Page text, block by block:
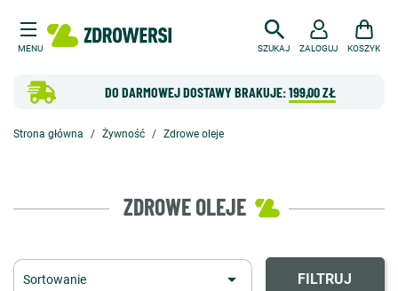
MENU SZUKAJ
DO DARMOWEJ DOSTAWY BRAKUJE:199,00 ZŁ
ZALOGUJ KOSZYK
Strona główna Żywność Zdrowe oleje
ZDROWE OLEJE
Sortowanie  FILTRUJ